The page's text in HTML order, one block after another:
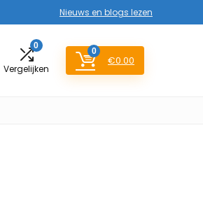
Nieuws en blogs lezen
0
Vergelijken
0
€0.00